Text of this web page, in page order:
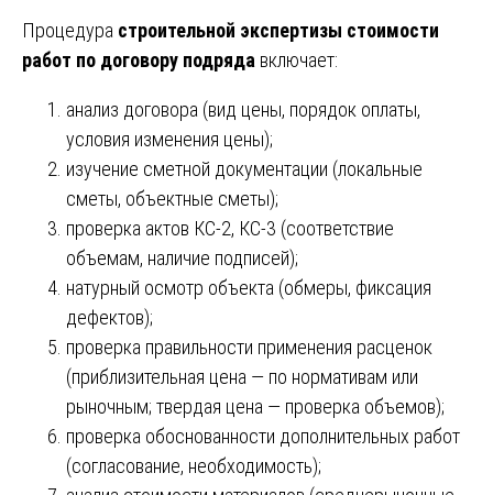
Процедура строительной экспертизы стоимости
работ по договору подряда включает:
анализ договора (вид цены, порядок оплаты,
условия изменения цены);
изучение сметной документации (локальные
сметы, объектные сметы);
проверка актов КС-2, КС-3 (соответствие
объемам, наличие подписей);
натурный осмотр объекта (обмеры, фиксация
дефектов);
проверка правильности применения расценок
(приблизительная цена — по нормативам или
рыночным; твердая цена — проверка объемов);
проверка обоснованности дополнительных работ
(согласование, необходимость);